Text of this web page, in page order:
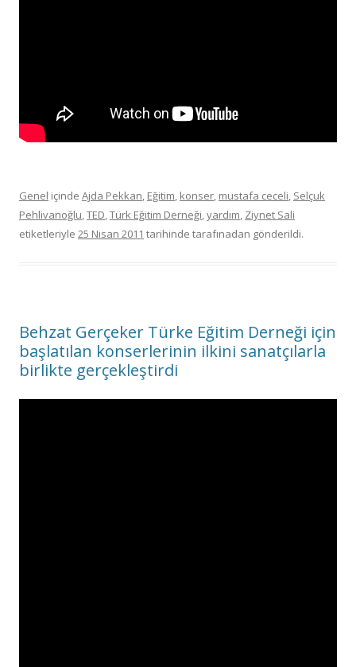
Genel içinde Ajda Pekkan, Eğitim, konser, mustafa ceceli, Selçuk
Pehlivanoğlu,TED,Türk Eğitim Derneği,yardım, Ziynet Sali
etiketleriyle 25 Nisan 2011 tarihinde tarafınadan gönderildi.
Behzat Gerçeker Türke Eğitim Derneği için
başlatılan konserlerinin ilkini sanatçılarla
birlikte gerçekleştirdi